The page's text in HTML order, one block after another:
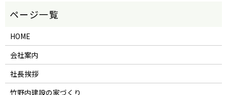
HOME
会社案内
社長挨拶
竹野内建設の家づくり